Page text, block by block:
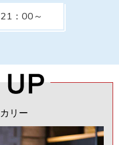
：00～
リー